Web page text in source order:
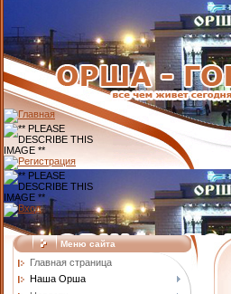
Меню сайта
Главная страница
Наша Орша